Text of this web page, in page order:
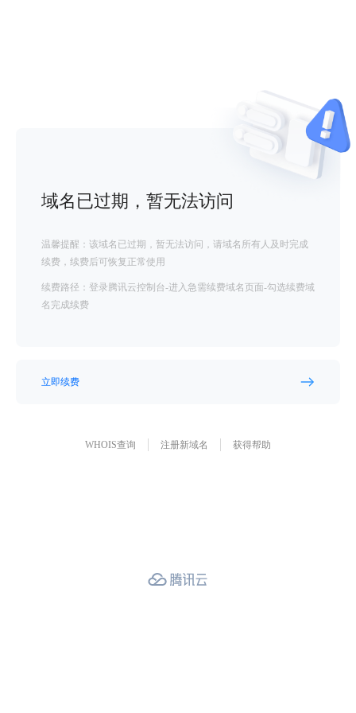
域名已过期，暂无法访问
温馨提醒：该域名已过期，暂无法访问，请域名所有人及时完成
续费，续费后可恢复正常使用
续费路径：登录腾讯云控制台-进入急需续费域名页面-勾选续费域
名完成续费
立即续费
WHOIS查询 注册新域名 获得帮助